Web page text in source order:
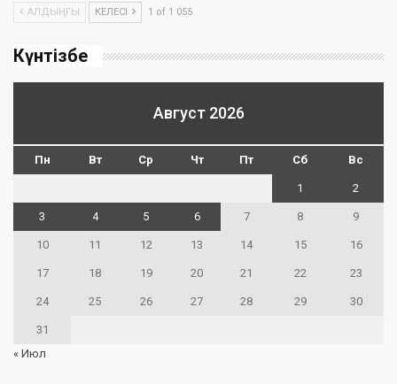
АЛДЫҢҒЫ КЕЛЕСІ 1 of 1 055
Күнтізбе
Август 2026
Пн Вт Ср Чт Пт Сб Вс
1 2
3 4 5 6 7 8 9
10 11 12 13 14 15 16
17 18 19 20 21 22 23
24 25 26 27 28 29 30
31
« Июл